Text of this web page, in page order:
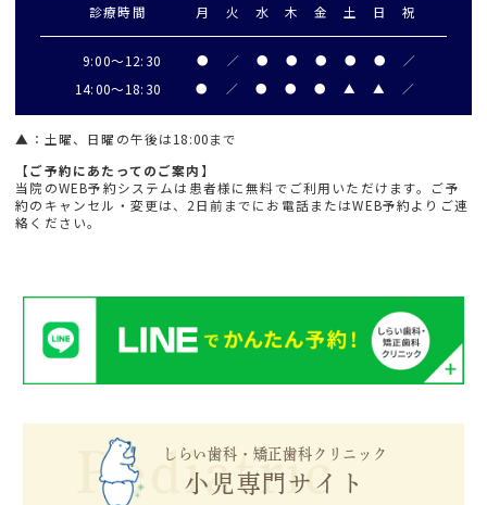
診療時間 月 火 水 木 金 土 日 祝
9:00～12:30 ● ／ ● ● ● ● ● ／
14:00～18:30 ● ／ ● ● ● ▲ ▲ ／
▲ ：土曜、日曜の午後は18:00まで
【ご予約にあたってのご案内】
当院のWEB予約システムは患者様に無料でご利用いただけます。ご予
約のキャンセル・変更は、2日前までにお電話またはWEB予約よりご連
絡ください。
しらい歯科・矯正歯科クリニック
小児専門サイト
Pediatric